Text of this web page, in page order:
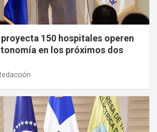
150 hospitales operen
en los próximos dos